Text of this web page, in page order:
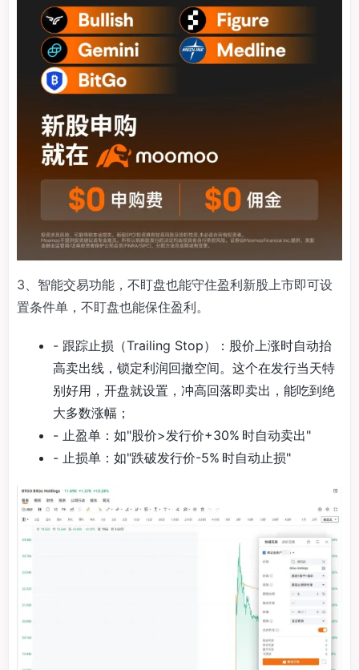
3、智能交易功能，不盯盘也能守住盈利新股上市即可设
置条件单，不盯盘也能保住盈利。
- 跟踪止损（Trailing Stop）：股价上涨时自动抬
高卖出线，锁定利润回撤空间。这个在发行当天特
别好用，开盘就设置，冲高回落即卖出，能吃到绝
大多数涨幅；
- 止盈单：如"股价>发行价+30% 时自动卖出"
- 止损单：如"跌破发行价-5% 时自动止损"